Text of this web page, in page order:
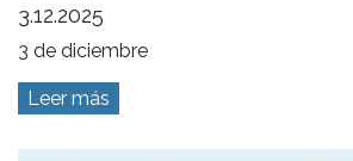
3.12.2025
3 de diciembre
Leer más